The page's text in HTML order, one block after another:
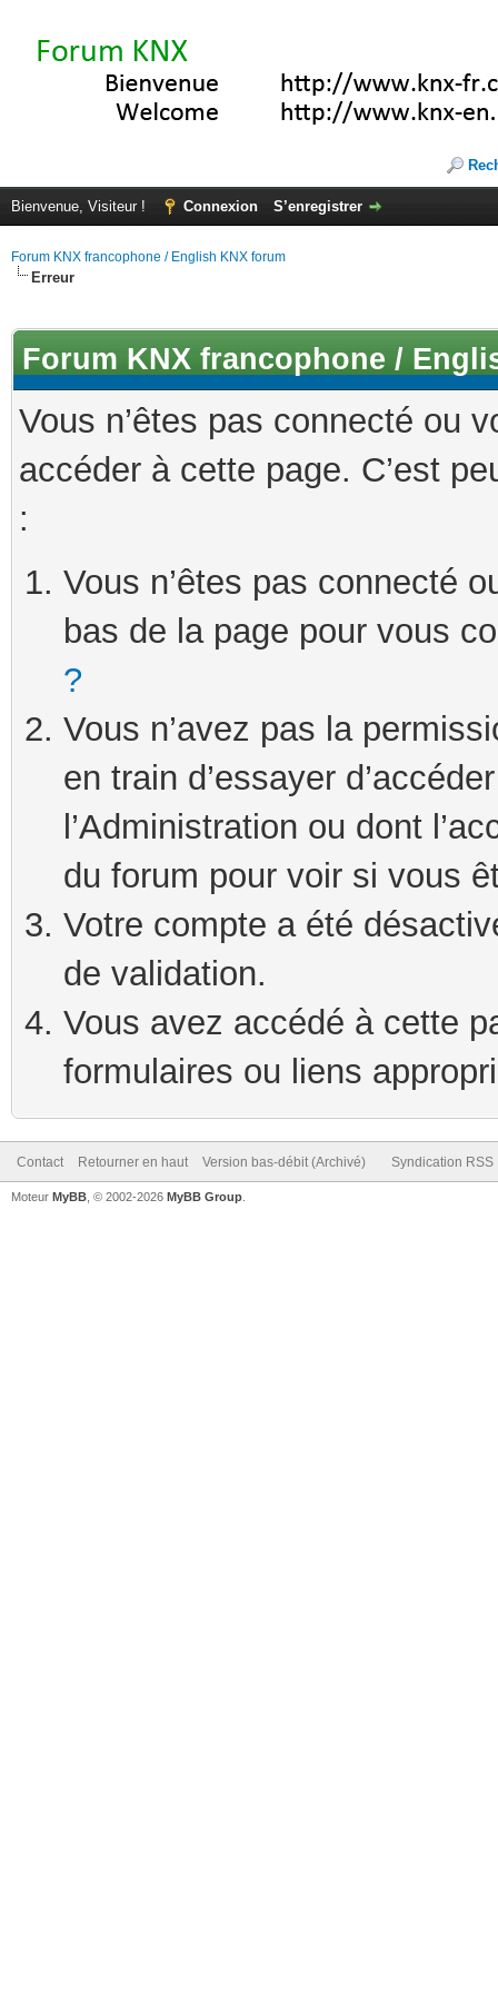
Bienvenue, Visiteur ! Connexion S’enregistrer
Forum KNX francophone / English KNX forum
Erreur
Forum KNX francophone /
Vous n’êtes pas connecté ou
accéder à cette page. C’est
:
Vous n’êtes pas connecté
bas de la page pour vous
?
Vous n’avez pas la
en train d’essayer
l’Administration ou dont
du forum pour voir si vous
Votre compte a été
de validation.
Vous avez accédé à cette
formulaires ou liens
Contact Retourner en haut Version bas-débit (Archivé) Syndication RSS
Moteur MyBB , © 2002-2026 MyBB Group